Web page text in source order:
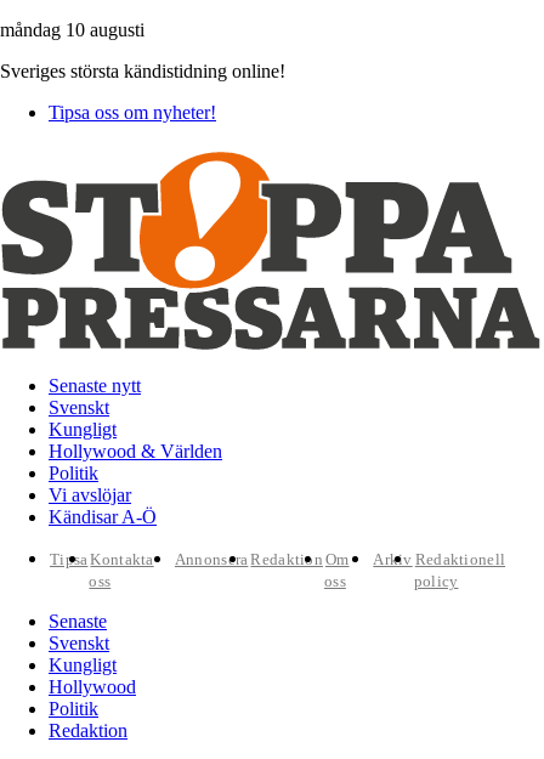
måndag 10 augusti
Sveriges största kändistidning online!
Tipsa oss om nyheter!
Senaste nytt
Svenskt
Kungligt
Hollywood & Världen
Politik
Vi avslöjar
Kändisar A-Ö
TipsaKontakta
oss
AnnonseraRedaktion Om
oss
Arkiv Redaktionell
policy
Senaste
Svenskt
Kungligt
Hollywood
Politik
Redaktion